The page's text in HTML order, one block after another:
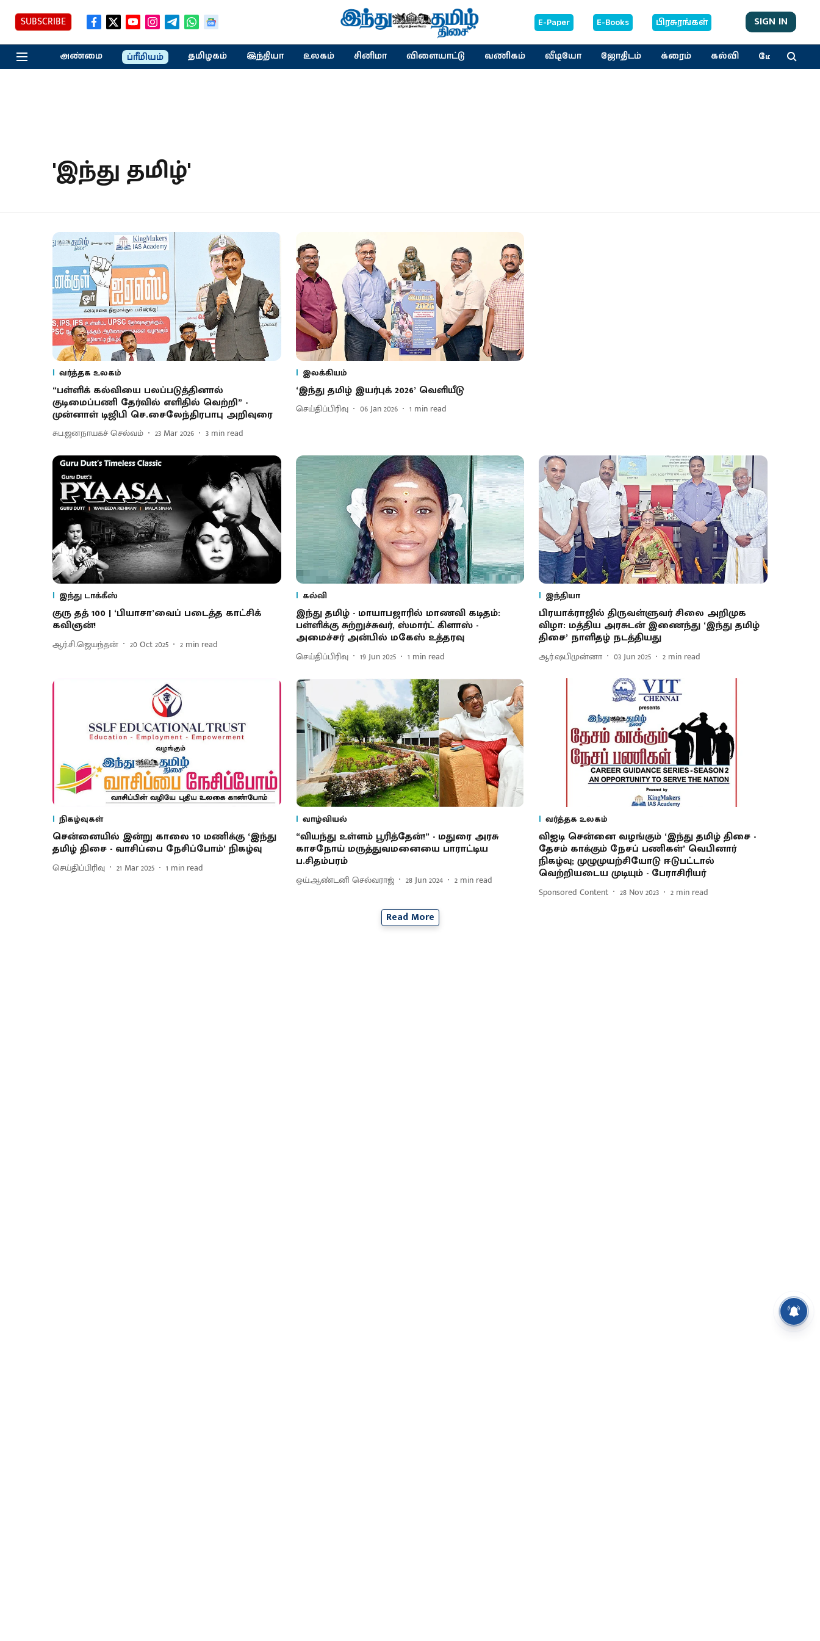
SUBSCRIBE E-Paper E-Books பிரசுரங்கள் SIGN IN
அண்மை ப்ரீமியம் தமிழகம் இந்தியா உலகம் சினிமா விளையாட்டு வணிகம் வீடியோ ஜோதிடம் க்ரைம் கல்வி மேலும்
'இந்து தமிழ்'
வர்த்தக உலகம்
“பள்ளிக் கல்வியை பலப்படுத்தினால்
குடிமைப்பணி தேர்வில் எளிதில் வெற்றி” -
முன்னாள் டிஜிபி செ.சைலேந்திரபாபு அறிவுரை
சுப.ஜனநாயகச் செல்வம் 23 Mar 2026 3 min read
இலக்கியம்
‘இந்து தமிழ் இயர்புக் 2026’ வெளியீடு
செய்திப்பிரிவு 06 Jan 2026 1 min read
இந்து டாக்கீஸ்
குரு தத் 100 | ‘பியாசா’வைப் படைத்த காட்சிக்
கவிஞன்!
ஆர்.சி.ஜெயந்தன் 20 Oct 2025 2 min read
கல்வி
இந்து தமிழ் - மாயாபஜாரில் மாணவி கடிதம்:
பள்ளிக்கு சுற்றுச்சுவர், ஸ்மார்ட் கிளாஸ் -
அமைச்சர் அன்பில் மகேஸ் உத்தரவு
செய்திப்பிரிவு 19 Jun 2025 1 min read
இந்தியா
பிரயாக்ராஜில் திருவள்ளுவர் சிலை அறிமுக
விழா: மத்திய அரசுடன் இணைந்து ‘இந்து தமிழ்
திசை’ நாளிதழ் நடத்தியது
ஆர்.ஷபிமுன்னா 03 Jun 2025 2 min read
நிகழ்வுகள்
சென்​னை​யில் இன்று காலை 10 மணிக்கு ‘இந்து
தமிழ் திசை - வாசிப்பை நேசிப்​போம்’ நிகழ்வு
செய்திப்பிரிவு 21 Mar 2025 1 min read
வாழ்வியல்
“வியந்து உள்ளம் பூரித்தேன்!” - மதுரை அரசு
காசநோய் மருத்துவமனையை பாராட்டிய
ப.சிதம்பரம்
ஒய்.ஆண்டனி செல்வராஜ் 28 Jun 2024 2 min read
வர்த்தக உலகம்
விஐடி சென்னை வழங்கும் ‘இந்து தமிழ் திசை -
தேசம் காக்கும் நேசப் பணிகள்’ வெபினார்
நிகழ்வு; முழுமுயற்சியோடு ஈடுபட்டால்
வெற்றியடைய முடியும் - பேராசிரியர்
Sponsored Content 28 Nov 2023 2 min read
Read More